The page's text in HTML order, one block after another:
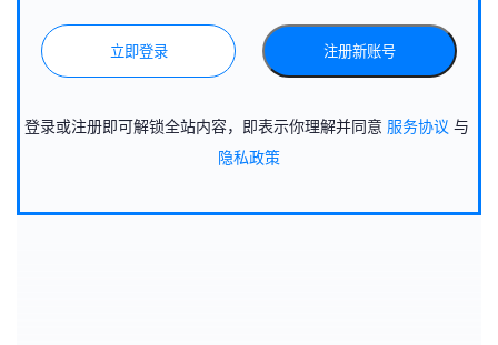
立即登录 注册新账号
登录或注册即可解锁全站内容，即表示你理解并同意 服务协议 与
隐私政策